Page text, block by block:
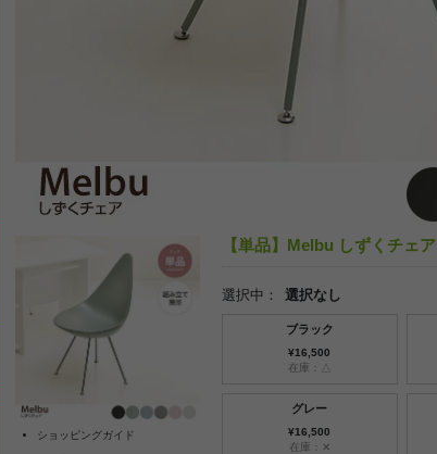
ショッピングガイド
【単品】Melbu しずくチェア
選択中： 選択なし
ブラック
¥16,500
在庫：△
グレー
¥16,500
在庫：✕